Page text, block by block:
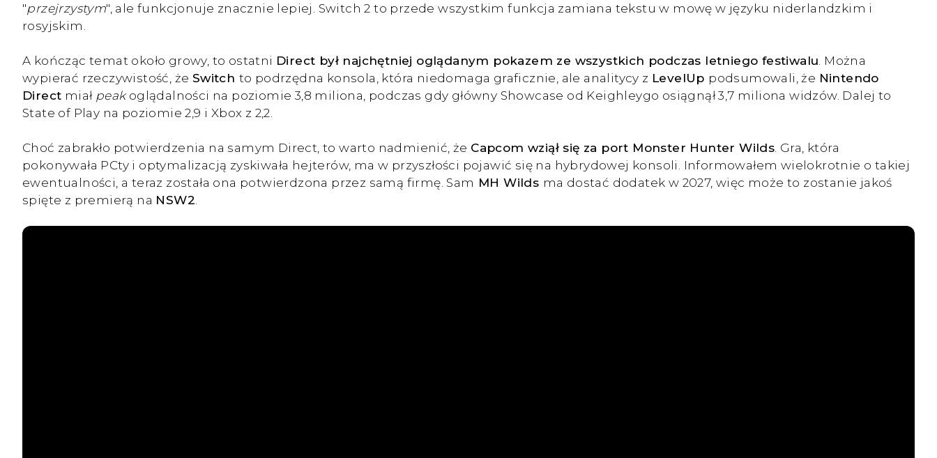
"przejrzystym", ale funkcjonuje znacznie lepiej. Switch 2 to przede wszystkim funkcja zamiana tekstu w mowę w języku niderlandzkim i
rosyjskim.
A kończąc temat około growy, to ostatni Direct był najchętniej oglądanym pokazem ze wszystkich podczas letniego festiwalu . Można
wypierać rzeczywistość, że Switch to podrzędna konsola, która niedomaga graficznie, ale analitycy z LevelUp podsumowali, że Nintendo
Direct miał peakoglądalności na poziomie 3,8 miliona, podczas gdy główny Showcase od Keighleygo osiągnął 3,7 miliona widzów. Dalej to
State of Play na poziomie 2,9 i Xbox z 2,2.
Choć zabrakło potwierdzenia na samym Direct, to warto nadmienić, że Capcom wziął się za port Monster Hunter Wilds . Gra, która
pokonywała PCty i optymalizacją zyskiwała hejterów, ma w przyszłości pojawić się na hybrydowej konsoli. Informowałem wielokrotnie o takiej
ewentualności, a teraz została ona potwierdzona przez samą firmę. Sam MH Wilds ma dostać dodatek w 2027, więc może to zostanie jakoś
spięte z premierą na NSW2